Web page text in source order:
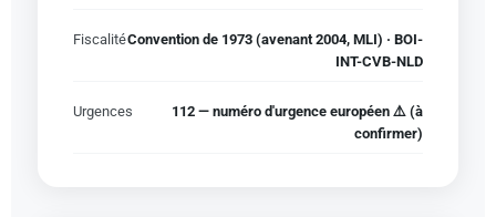
FiscalitéConvention de 1973 (avenant 2004, MLI) · BOI-
INT-CVB-NLD
Urgences
112 — numéro d'urgence européen ⚠️ (à
confirmer)